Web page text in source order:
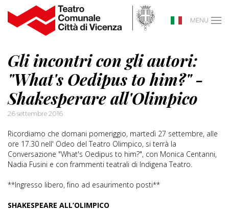
MENU
Gli incontri con gli autori:
"What's Oedipus to him?" -
Shakesperare all'Olimpico
26 settembre 2016
Ricordiamo che domani pomeriggio, martedì 27 settembre, alle
ore 17.30 nell' Odeo del Teatro Olimpico, si terrà la
Conversazione "What's Oedipus to him?", con Monica Centanni,
Nadia Fusini e con frammenti teatrali di Indigena Teatro.
**Ingresso libero, fino ad esaurimento posti**
SHAKESPEARE ALL’OLIMPICO